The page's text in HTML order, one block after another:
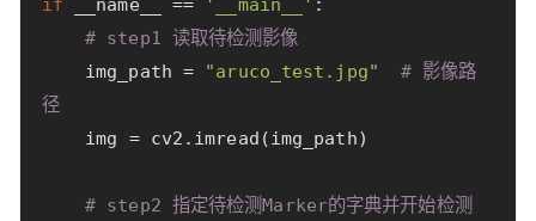
if __name__ == '__main__' :
# step1 读取待检测影像
img_path = "aruco_test.jpg"
# 影像路
径
img
= cv2 . imread (img_path)
# step2 指定待检测Marker的字典并开始检测